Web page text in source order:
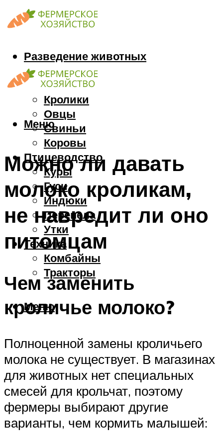
Разведение животных
Козы
Кони
Кролики
Овцы
Свиньи
Коровы
Птицеводство
Куры
Гуси
Индюки
Перепела
Утки
Техника
Комбайны
Тракторы
Меню
Меню
Можно ли давать
молоко кроликам,
не навредит ли оно
питомцам
Чем заменить
кроличье молоко?
Полноценной замены кроличьего
молока не существует. В магазинах
для животных нет специальных
смесей для крольчат, поэтому
фермеры выбирают другие
варианты, чем кормить малышей: